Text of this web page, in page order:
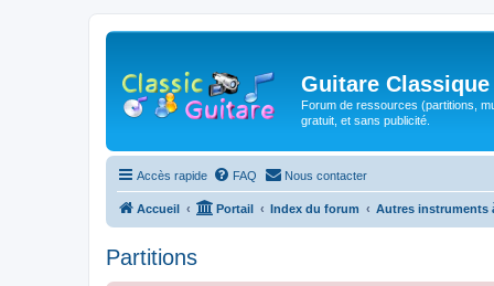
Guitare Classique
Forum de ressources (partitions,
gratuit, et sans publicité.
Accès rapide FAQ Nous contacter
Accueil Portail Index du forum Autres instruments
Partitions